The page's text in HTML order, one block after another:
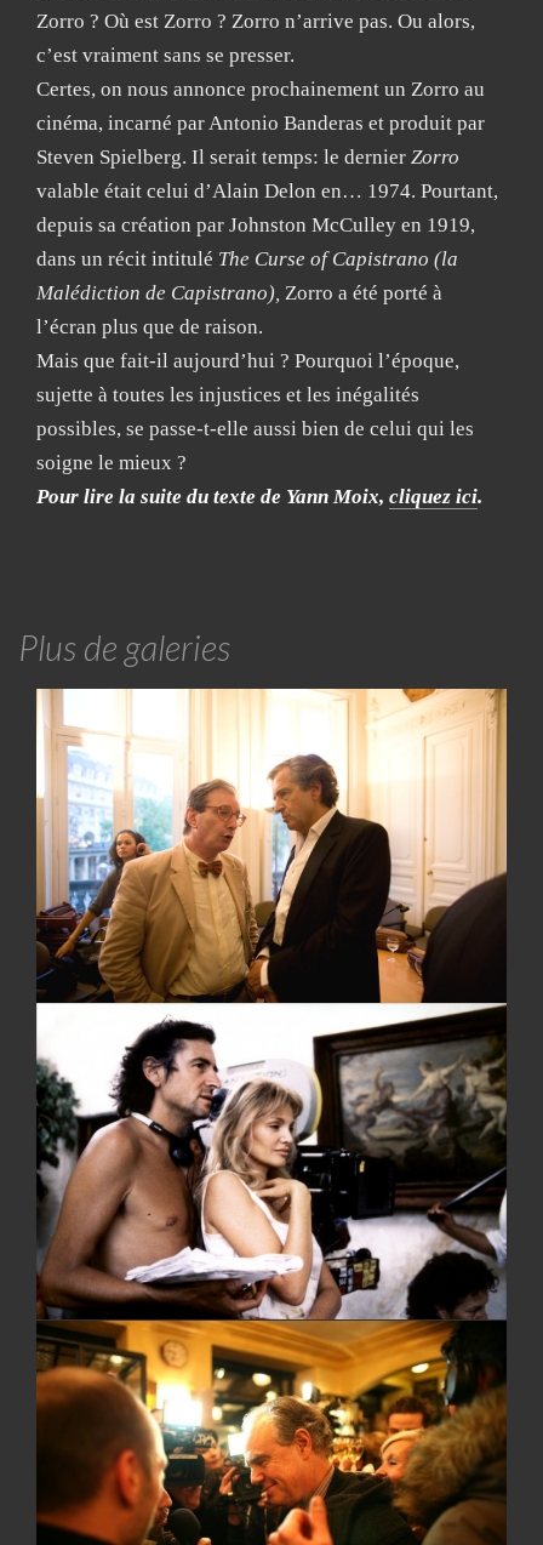
Zorro ? Où est Zorro ? Zorro n’arrive pas. Ou alors,
c’est vraiment sans se presser.
Certes, on nous annonce prochainement un Zorro au
cinéma, incarné par Antonio Banderas et produit par
Steven Spielberg. Il serait temps: le dernier Zorro
valable était celui d’Alain Delon en… 1974. Pourtant,
depuis sa création par Johnston McCulley en 1919,
dans un récit intitulé The Curse of Capistrano (la
Malédiction de Capistrano), Zorro a été porté à
l’écran plus que de raison.
Mais que fait-il aujourd’hui ? Pourquoi l’époque,
sujette à toutes les injustices et les inégalités
possibles, se passe-t-elle aussi bien de celui qui les
soigne le mieux ?
Pour lire la suite du texte de Yann Moix, cliquez ici.
Plus de galeries